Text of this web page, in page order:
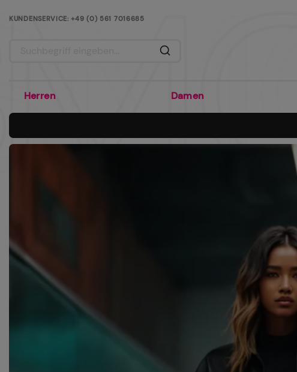
KUNDENSERVICE: +49 (0) 561 7016685
GROSSES SORTIMENT AN ORIGNALER WARE
Herren Damen